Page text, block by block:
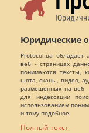
Юридические
Protocol.ua
веб - страницах
понимаются тексты,
шота, сканы, видео,
размещенных на веб -
для индексации
использованием
и тому подобное.
Полный текст